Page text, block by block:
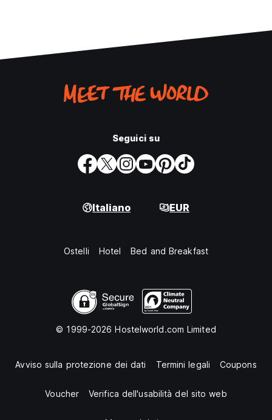
Seguici su
Italiano EUR
Ostelli Hotel Bed and Breakfast
© 1999-2026 Hostelworld.com Limited
Avviso sulla protezione dei dati Termini legali Coupons
Voucher Verifica dell'usabilità del sito web